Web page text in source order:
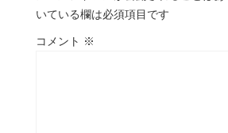
いている欄は必須項目です
コメント ※